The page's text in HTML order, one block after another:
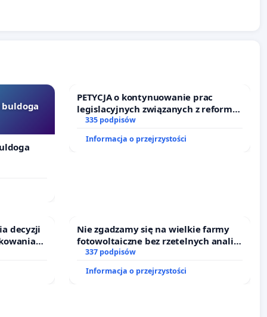
buldoga
PETYCJA o kontynuowanie prac
legislacyjnych związanych z reformą
prawa rodzinnego
335 podpisów
Informacja o przejrzystości
decyzji
Nie zgadzamy się na wielkie farmy
fotowoltaiczne bez rzetelnych analiz i
akceptacji mieszkańców
337 podpisów
Informacja o przejrzystości